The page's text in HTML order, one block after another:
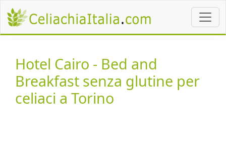
Hotel Cairo - Bed and
Breakfast senza glutine per
celiaci a Torino